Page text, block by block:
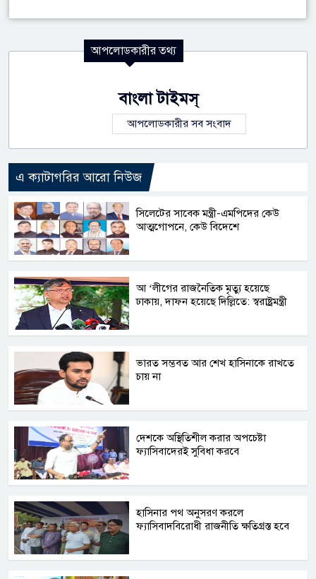
আপলোডকারীর তথ্য
বাংলা টাইমস্
আপলোডকারীর সব সংবাদ
এ ক্যাটাগরির আরো নিউজ
সিলেটের সাবেক মন্ত্রী-এমপিদের কেউ
আত্মগোপনে, কেউ বিদেশে
আ ‘লীগের রাজনৈতিক মৃত্যু হয়েছে
ঢাকায়, দাফন হয়েছে দিল্লিতে: স্বরাষ্ট্রমন্ত্রী
ভারত সম্ভবত আর শেখ হাসিনাকে রাখতে
চায় না
দেশকে অস্থিতিশীল করার অপচেষ্টা
ফ্যাসিবাদেরই সুবিধা করবে
হাসিনার পথ অনুসরণ করলে
ফ্যাসিবাদবিরোধী রাজনীতি ক্ষতিগ্রস্ত হবে